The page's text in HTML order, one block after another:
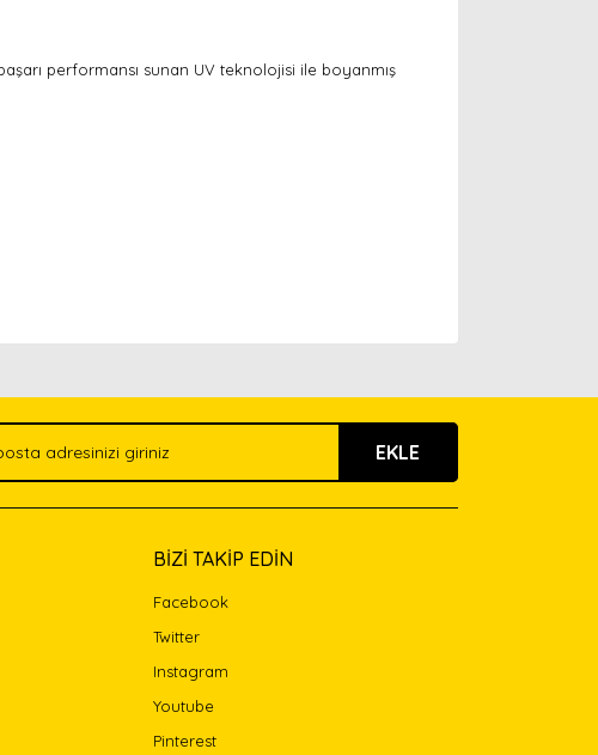
performansı sunan UV teknolojisi ile boyanmış
EKLE
BİZİ TAKİP EDİN
Facebook
Twitter
Instagram
Youtube
Pinterest